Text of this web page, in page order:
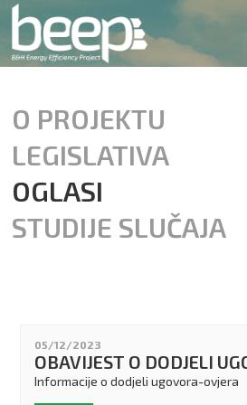
O PROJEKTU
LEGISLATIVA
OGLASI
STUDIJE SLUČAJA
05/12/2023
OBAVIJEST O DODJELI
Informacije o dodjeli ugovora-ovjera